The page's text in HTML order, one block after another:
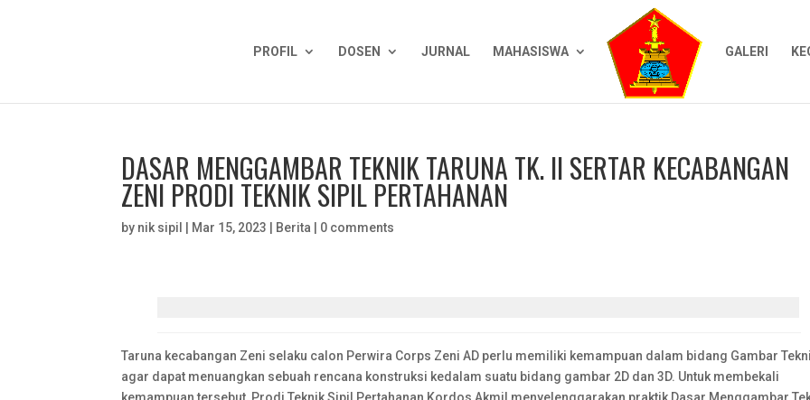
PROFIL DOSEN JURNAL MAHASISWA GALERI
DASAR MENGGAMBAR TEKNIK TARUNA TK. II SERTAR KECABANGAN
ZENI PRODI TEKNIK SIPIL PERTAHANAN
by nik sipil Mar 15, 2023 Berita 0 comments
Taruna kecabangan Zeni selaku calon Perwira Corps Zeni AD perlu memiliki kemampuan dalam bidang Gambar
agar dapat menuangkan sebuah rencana konstruksi kedalam suatu bidang gambar 2D dan 3D. Untuk membekali